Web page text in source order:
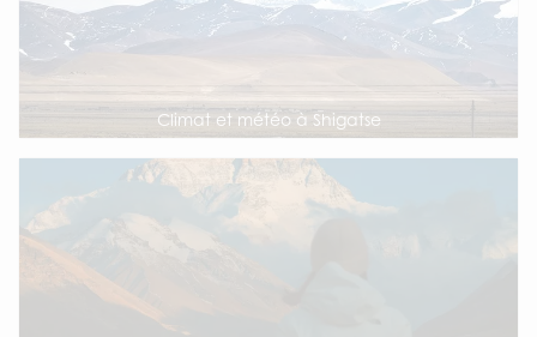
Climat et météo à Shigatse